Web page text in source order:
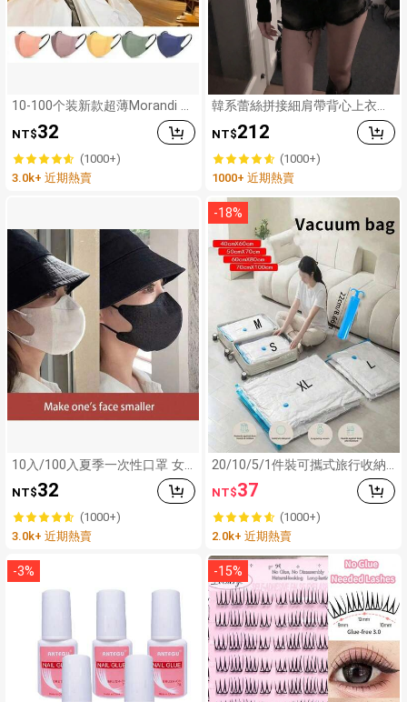
10-100个装新款超薄Morandi 3
D一次性口罩，男女通用款。白
色口罩采用无需染色且无异味的
材料制成。其他颜色的口罩可能
需要染色，并可能略有气味，此
属正常现象。口罩通风一段时间
NT$32
(1000+)
3.0k+ 近期熱賣
10入/100入夏季一次性口罩 女
款 3D立體白色面罩 小包裝 學校
適用
NT$32
(1000+)
3.0k+ 近期熱賣
-3%
韓系蕾絲拼接細肩帶背心上衣，
Y2K風格，街頭休閒夏季穿搭
NT$212
(1000+)
1000+ 近期熱賣
-18%
20/10/5/1件裝可攜式旅行收納
袋 大容量壓縮真空袋 可重複使
用 折疊式收納袋 行李袋 防塵包
裝收納方塊 防潮防蛀 省空間 適
用於衣物、被褥、衣櫥，開學季
適用
NT$37
(1000+)
2.0k+ 近期熱賣
-15%